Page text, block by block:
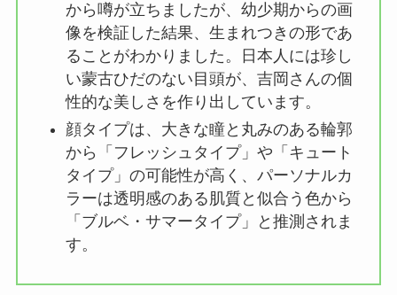
から噂が立ちましたが、幼少期からの画
像を検証した結果、生まれつきの形であ
ることがわかりました。日本人には珍し
い蒙古ひだのない目頭が、吉岡さんの個
性的な美しさを作り出しています。
顔タイプは、大きな瞳と丸みのある輪郭
から「フレッシュタイプ」や「キュート
タイプ」の可能性が高く、パーソナルカ
ラーは透明感のある肌質と似合う色から
「ブルベ・サマータイプ」と推測されま
す。